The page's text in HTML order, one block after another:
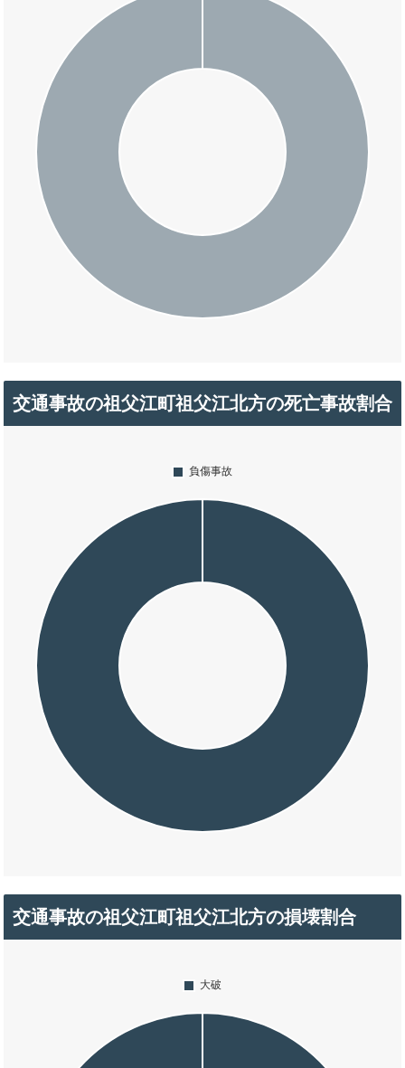
交通事故の祖父江町祖父江北方の死亡事故割合
交通事故の祖父江町祖父江北方の損壊割合